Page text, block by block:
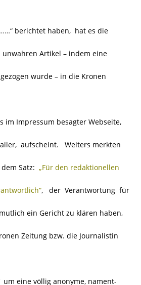
berichtet haben, hat es die
Artikel – indem eine
wurde – in die Kronen
im Impressum besagter Webseite,
aufscheint. Weiters merkten
Satz: „Für den redaktionellen
, der Verantwortung für
ein Gericht zu klären haben,
Zeitung bzw. die Journalistin
eine völlig anonyme, nament-